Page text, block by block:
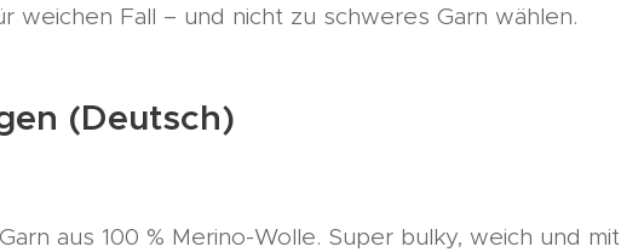
weichen Fall – und nicht zu schweres Garn wählen.
(Deutsch)
aus 100 % Merino-Wolle. Super bulky, weich und mit